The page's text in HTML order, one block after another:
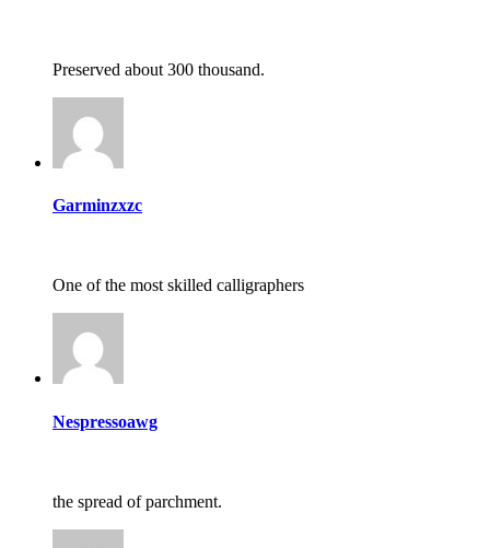
Preserved about 300 thousand.
Garminzxzc
One of the most skilled calligraphers
Nespressoawg
the spread of parchment.